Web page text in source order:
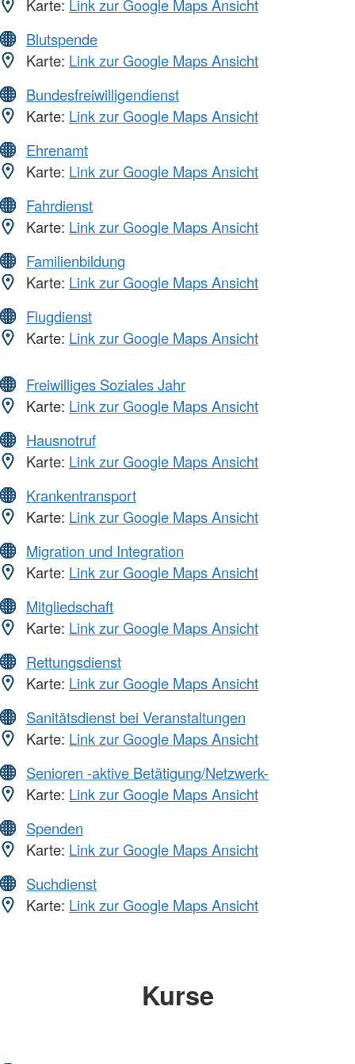
Karte: Link zur Google Maps Ansicht
Blutspende
Karte: Link zur Google Maps Ansicht
Bundesfreiwilligendienst
Karte: Link zur Google Maps Ansicht
Ehrenamt
Karte: Link zur Google Maps Ansicht
Fahrdienst
Karte: Link zur Google Maps Ansicht
Familienbildung
Karte: Link zur Google Maps Ansicht
Flugdienst
Karte: Link zur Google Maps Ansicht
Freiwilliges Soziales Jahr
Karte: Link zur Google Maps Ansicht
Hausnotruf
Karte: Link zur Google Maps Ansicht
Krankentransport
Karte: Link zur Google Maps Ansicht
Migration und Integration
Karte: Link zur Google Maps Ansicht
Mitgliedschaft
Karte: Link zur Google Maps Ansicht
Rettungsdienst
Karte: Link zur Google Maps Ansicht
Sanitätsdienst bei Veranstaltungen
Karte: Link zur Google Maps Ansicht
Senioren -aktive Betätigung/Netzwerk-
Karte: Link zur Google Maps Ansicht
Spenden
Karte: Link zur Google Maps Ansicht
Suchdienst
Karte: Link zur Google Maps Ansicht
Kurse